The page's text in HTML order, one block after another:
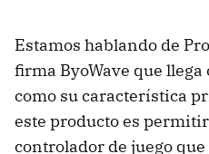
Estamos hablando de
firma ByoWave que
como su característica
este producto es
controlador de juego que